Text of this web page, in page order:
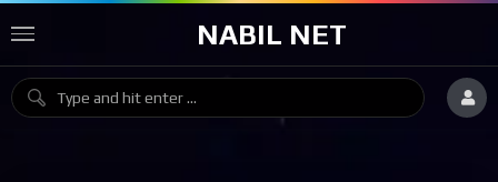
NABIL NET